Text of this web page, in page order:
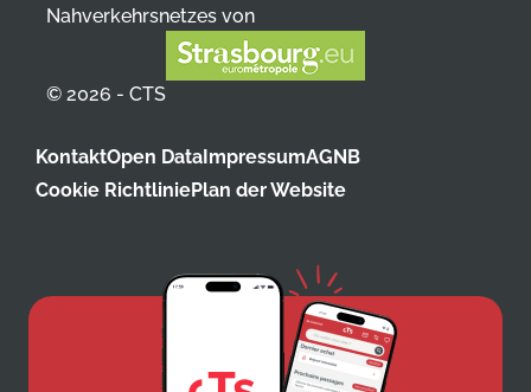
Nahverkehrsnetzes von
© 2026 - CTS
KontaktOpen DataImpressumAGNB
Cookie RichtliniePlan der Website